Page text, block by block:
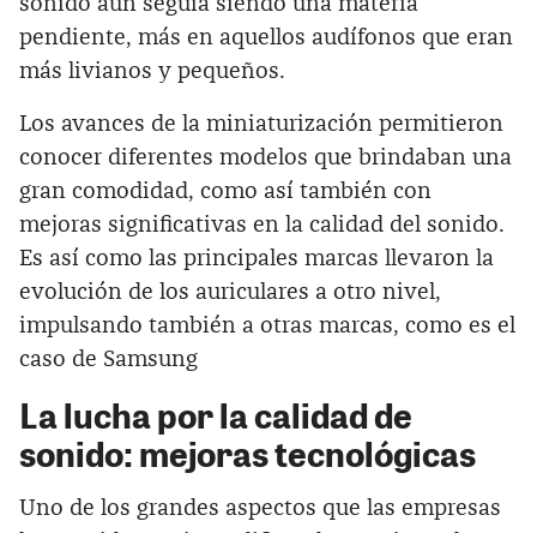
pendiente, más en aquellos audífonos que eran
más livianos y pequeños.
Los avances de la miniaturización permitieron
conocer diferentes modelos que brindaban una
gran comodidad, como así también con
mejoras significativas en la calidad del sonido.
Es así como las principales marcas llevaron la
evolución de los auriculares a otro nivel,
impulsando también a otras marcas, como es el
caso de Samsung
La lucha por la calidad de
sonido: mejoras tecnológicas
Uno de los grandes aspectos que las empresas